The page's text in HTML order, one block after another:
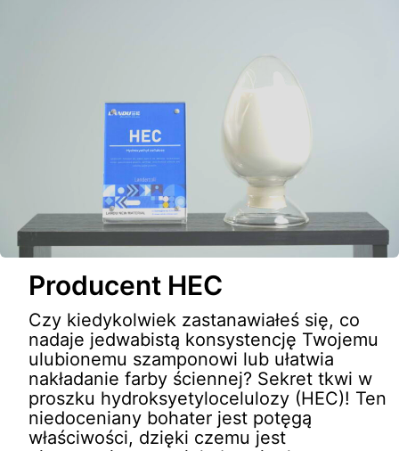
Producent HEC
Czy kiedykolwiek zastanawiałeś się, co
nadaje jedwabistą konsystencję Twojemu
ulubionemu szamponowi lub ułatwia
nakładanie farby ściennej? Sekret tkwi w
proszku hydroksyetylocelulozy (HEC)! Ten
niedoceniany bohater jest potęgą
właściwości, dzięki czemu jest